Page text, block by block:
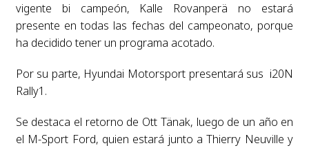
vigente bi campeón, Kalle Rovanperä no estará
presente en todas las fechas del campeonato, porque
ha decidido tener un programa acotado.
Por su parte, Hyundai Motorsport presentará sus i20N
Rally1.
Se destaca el retorno de Ott Tänak, luego de un año en
el M-Sport Ford, quien estará junto a Thierry Neuville y